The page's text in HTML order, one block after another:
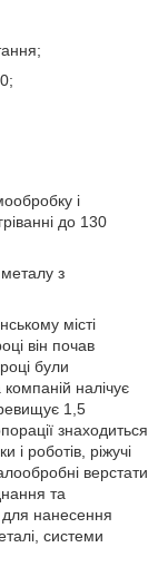
і
до 130
з
місті
він почав
були
налічує
1,5
знаходиться
і роботів, ріжучі
верстати
та
для нанесення
системи